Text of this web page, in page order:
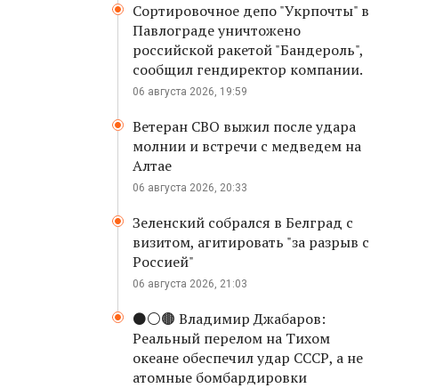
Сортировочное депо "Укрпочты" в
Павлограде уничтожено
российской ракетой "Бандероль",
сообщил гендиректор компании.
06 августа 2026, 19:59
Ветеран СВО выжил после удара
молнии и встречи с медведем на
Алтае
06 августа 2026, 20:33
Зеленский собрался в Белград с
визитом, агитировать "за разрыв с
Россией"
06 августа 2026, 21:03
⚫️⚪️🟤 Владимир Джабаров:
Реальный перелом на Тихом
океане обеспечил удар СССР, а не
атомные бомбардировки